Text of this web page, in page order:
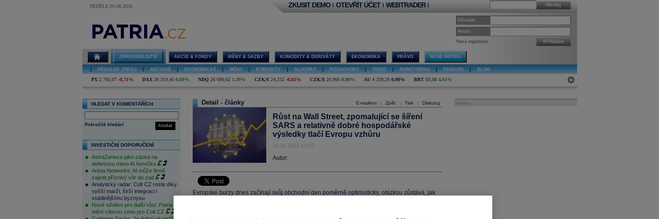
NEDĚLE 09.08.2026 Hledej
ZKUSIT DEMO | OTEVŘÍT ÚČET | WEBTRADER |
Uživatel:
Heslo:
Nová registrace Přihlásit
ZPRAVODAJSTVÍ AKCIE & FONDY MĚNY & SAZBY KOMODITY & DERIVÁTY EKONOMIKA PRÁVO MOJE PATRIA
PŘEHLED ZPRÁV AKCIOVÉ EKONOMICKÉ MĚNY KOMODITY SLOUPKY ROZHOVORY VIDEO MONITORING DISKUSE BLOG
PX 2 785,07 -0,71% DAX 26 319,45 0,69% NDQ 26 690,62 1,30% CZK/€ 24,232 -0,02% CZK/$ 20,966 0,00% AU 4 339,26 0,00% BRT 83,08 4,61%
HLEDAT V KOMENTÁŘÍCH
hledat
Pokročilé hledání
INVESTIČNÍ DOPORUČENÍ
AstraZeneca jako sázka na
defenzivu mimo AI horečku
Arista Networks: AI může firmě
zajistit příznivý vítr do zad
Analytický radar: Colt CZ roste díky
vyšší marži, širší integraci i
stabilnějšímu byznysu
Nové střelivo pro další růst. Patria
mění cílovou cenu pro Colt CZ
E-mailem Zpět Tisk Diskutuj
Detail - články
Růst na Wall Street, zpomalující se šíření
SARS a relativně dobré hospodářské
výsledky tlačí Evropu vzhůru
29.04.2003 10:05
Autor:
Evropské burzy dnes začínají svůj obchodní den poměrně optimisticky, otázkou zůstává, jak
Reklama